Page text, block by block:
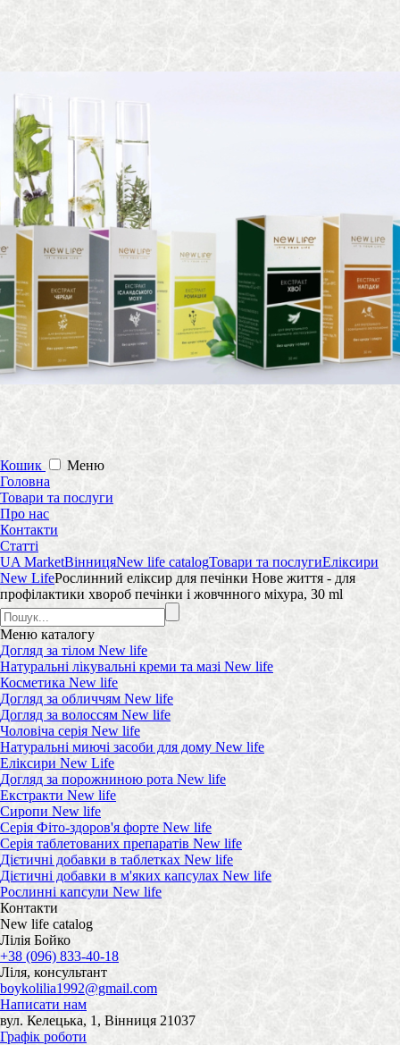
Кошик
Меню
Головна
Товари та послуги
Про нас
Контакти
Статті
UA MarketВінницяNew life catalogТовари та послугиЕліксири
New LifeРослинний еліксир для печінки Нове життя - для
профілактики хвороб печінки і жовчнного міхура, 30 ml
Меню каталогу
Догляд за тілом New life
Натуральні лікувальні креми та мазі New life
Косметика New life
Догляд за обличчям New life
Догляд за волоссям New life
Чоловіча серія New life
Натуральні миючі засоби для дому New life
Еліксири New Life
Догляд за порожниною рота New life
Екстракти New life
Сиропи New life
Серія Фіто-здоров'я форте New life
Серія таблетованих препаратів New life
Дієтичні добавки в таблетках New life
Дієтичні добавки в м'яких капсулах New life
Рослинні капсули New life
Контакти
New life catalog
Лілія Бойко
+38 (096) 833-40-18
Ліля, консультант
boykolilia1992@gmail.com
Написати нам
вул. Келецька, 1, Вінниця 21037
Графік роботи